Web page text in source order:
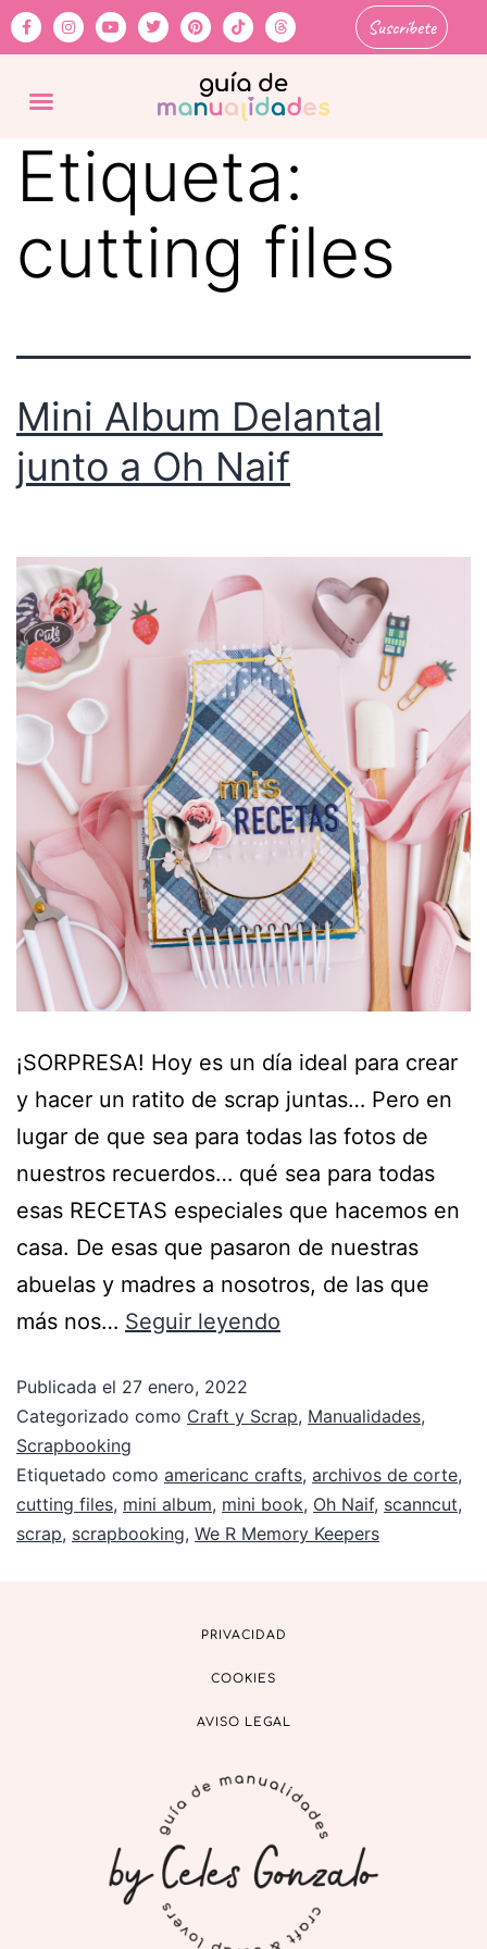
Suscríbete
Etiqueta:
cutting files
Mini Album Delantal
junto a Oh Naif
¡SORPRESA! Hoy es un día ideal para crear
y hacer un ratito de scrap juntas… Pero en
lugar de que sea para todas las fotos de
nuestros recuerdos… qué sea para todas
esas RECETAS especiales que hacemos en
casa. De esas que pasaron de nuestras
abuelas y madres a nosotros, de las que
más nos… Seguir leyendo
Publicada el 27 enero, 2022
Categorizado como Craft y Scrap, Manualidades,
Scrapbooking
Etiquetado como americanc crafts, archivos de corte,
cutting files, mini album, mini book, Oh Naif, scanncut,
scrap, scrapbooking, We R Memory Keepers
PRIVACIDAD
COOKIES
AVISO LEGAL